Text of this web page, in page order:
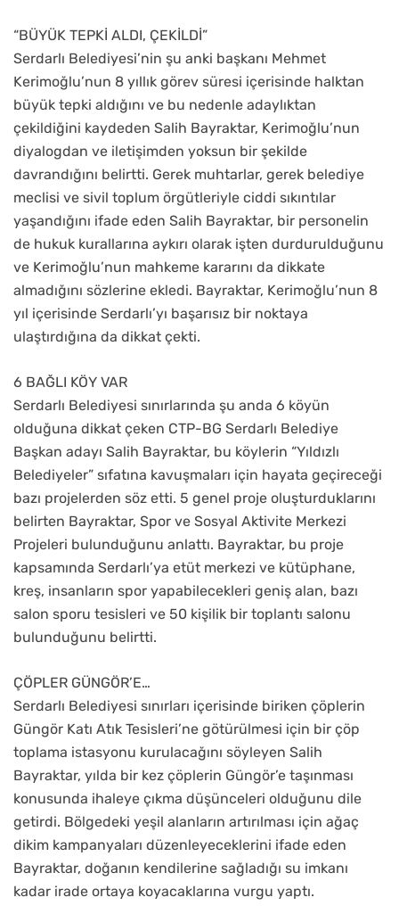
“BÜYÜK TEPKİ ALDI, ÇEKİLDİ”
Serdarlı Belediyesi’nin şu anki başkanı Mehmet
Kerimoğlu’nun 8 yıllık görev süresi içerisinde halktan
büyük tepki aldığını ve bu nedenle adaylıktan
çekildiğini kaydeden Salih Bayraktar, Kerimoğlu’nun
diyalogdan ve iletişimden yoksun bir şekilde
davrandığını belirtti. Gerek muhtarlar, gerek belediye
meclisi ve sivil toplum örgütleriyle ciddi sıkıntılar
yaşandığını ifade eden Salih Bayraktar, bir personelin
de hukuk kurallarına aykırı olarak işten durdurulduğunu
ve Kerimoğlu’nun mahkeme kararını da dikkate
almadığını sözlerine ekledi. Bayraktar, Kerimoğlu’nun 8
yıl içerisinde Serdarlı’yı başarısız bir noktaya
ulaştırdığına da dikkat çekti.
6 BAĞLI KÖY VAR
Serdarlı Belediyesi sınırlarında şu anda 6 köyün
olduğuna dikkat çeken CTP-BG Serdarlı Belediye
Başkan adayı Salih Bayraktar, bu köylerin “Yıldızlı
Belediyeler” sıfatına kavuşmaları için hayata geçireceği
bazı projelerden söz etti. 5 genel proje oluşturduklarını
belirten Bayraktar, Spor ve Sosyal Aktivite Merkezi
Projeleri bulunduğunu anlattı. Bayraktar, bu proje
kapsamında Serdarlı’ya etüt merkezi ve kütüphane,
kreş, insanların spor yapabilecekleri geniş alan, bazı
salon sporu tesisleri ve 50 kişilik bir toplantı salonu
bulunduğunu belirtti.
ÇÖPLER GÜNGÖR’E…
Serdarlı Belediyesi sınırları içerisinde biriken çöplerin
Güngör Katı Atık Tesisleri’ne götürülmesi için bir çöp
toplama istasyonu kurulacağını söyleyen Salih
Bayraktar, yılda bir kez çöplerin Güngör’e taşınması
konusunda ihaleye çıkma düşünceleri olduğunu dile
getirdi. Bölgedeki yeşil alanların artırılması için ağaç
dikim kampanyaları düzenleyeceklerini ifade eden
Bayraktar, doğanın kendilerine sağladığı su imkanı
kadar irade ortaya koyacaklarına vurgu yaptı.